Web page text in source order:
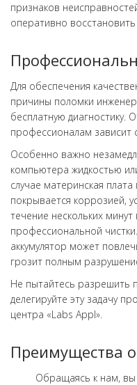
признаков
оперативно
Для обеспечения
причины поломки
бесплатную
профессионалам зависит
Особенно важно
компьютера жидкостью
случае материнская
покрывается коррозией,
течение нескольких минут
профессиональной
аккумулятор может
грозит полным
Не пытайтесь разрешить
делегируйте эту задачу
центра «Labs Appl».
Преимущества
Обращаясь к нам, вы